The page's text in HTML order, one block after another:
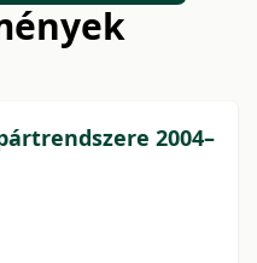
2004–